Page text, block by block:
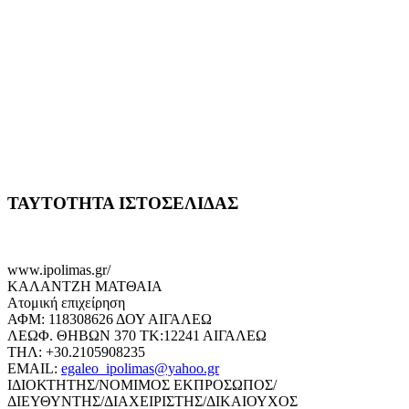
ΤΑΥΤΟΤΗΤΑ ΙΣΤΟΣΕΛΙΔΑΣ
www.ipolimas.gr/
ΚΑΛΑΝΤΖΗ ΜΑΤΘΑΙΑ
Ατομική επιχείρηση
ΑΦΜ: 118308626 ΔΟΥ ΑΙΓΑΛΕΩ
ΛΕΩΦ. ΘΗΒΩΝ 370 ΤΚ:12241 ΑΙΓΑΛΕΩ
ΤΗΛ: +30.2105908235
EMAIL: egaleo_ipolimas@yahoo.gr
ΙΔΙΟΚΤΗΤΗΣ/ΝΟΜΙΜΟΣ ΕΚΠΡΟΣΩΠΟΣ/
ΔΙΕΥΘΥΝΤΗΣ/ΔΙΑΧΕΙΡΙΣΤΗΣ/ΔΙΚΑΙΟΥΧΟΣ